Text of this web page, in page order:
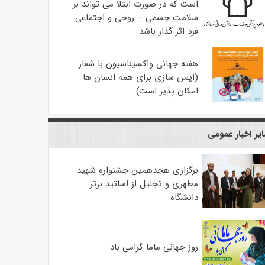
است که در صورت ابتلا می تواند بر
سلامت جسمی – روحی و اجتماعی
فرد اثر گذار باشد
هفته جهانی واکسیناسیون با شعار
(ایمن سازی برای همه انسان ها
امکان پذیر است)
اخبار عمومی
برگزاری هجدهمین جشنواره شهید
مطهری و تجلیل از اساتید برتر
دانشگاه
روز جهانی ماما گرامی باد